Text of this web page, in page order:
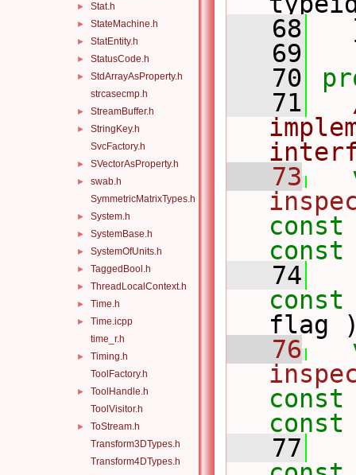
► Stat.h
► StateMachine.h
► StatEntity.h
► StatusCode.h
►
StdArrayAsProperty.h
strcasecmp.h
► StreamBuffer.h
►
StringKey.h
SvcFactory.h
► SVectorAsProperty.h
►
swab.h
SymmetricMatrixTypes.h
► System.h
► SystemBase.h
► SystemOfUnits.h
► TaggedBool.h
► ThreadLocalContext.h
► Time.h
►
Time.icpp
time_r.h
►
Timing.h
ToolFactory.h
►
ToolHandle.h
ToolVisitor.h
►
ToStream.h
Transform3DTypes.h
Transform4DTypes.h
   68
   69
   70
   71
   73
const
const
   74
const
flag
   76
const
const
   77